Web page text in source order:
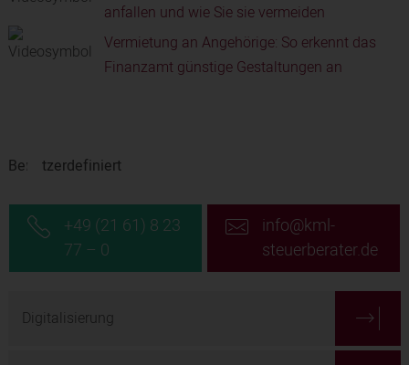
anfallen und wie Sie sie vermeiden
Vermietung an Angehörige: So erkennt das
Finanzamt günstige Gestaltungen an
Benutzerdefiniert
+49 (21 61) 8 23
77 – 0
info@kml-
steuerberater.de
Digitalisierung